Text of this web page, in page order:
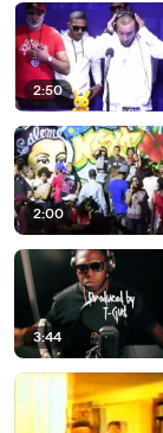
2:50
2:00
3:44